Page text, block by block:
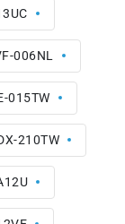
006NL
015TW
210TW